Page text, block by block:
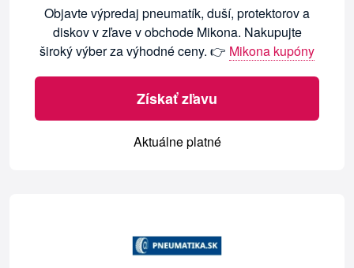
Objavte výpredaj pneumatík, duší, protektorov a
diskov v zľave v obchode Mikona. Nakupujte
široký výber za výhodné ceny. 👉 Mikona kupóny
Získať zľavu
Aktuálne platné